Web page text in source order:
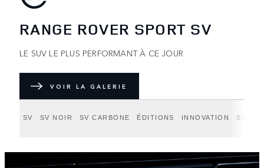
RANGE ROVER SPORT SV
LE SUV LE PLUS PERFORMANT À CE JOUR
VOIR LA GALERIE
SV SV NOIR SV CARBONE ÉDITIONS INNOVATION SV